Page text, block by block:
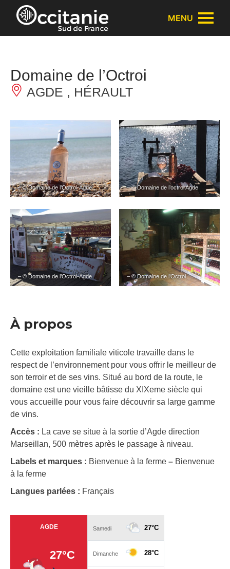
Panneau de gestion des cookies
MENU
Domaine de l’Octroi
AGDE , HÉRAULT
– © Domaine de l’Octroi-Agde – © Domaine de l’octroi Agde
– © Domaine de l’Octroi-Agde – © Domaine de l’Octroi
À propos
Cette exploitation familiale viticole travaille dans le
respect de l’environnement pour vous offrir le meilleur de
son terroir et de ses vins. Situé au bord de la route, le
domaine est une vieille bâtisse du XIXeme siècle qui
vous accueille pour vous faire découvrir sa large gamme
de vins.
Accès : La cave se situe à la sortie d’Agde direction
Marseillan, 500 mètres après le passage à niveau.
Labels et marques : Bienvenue à la ferme – Bienvenue
à la ferme
Langues parlées : Français